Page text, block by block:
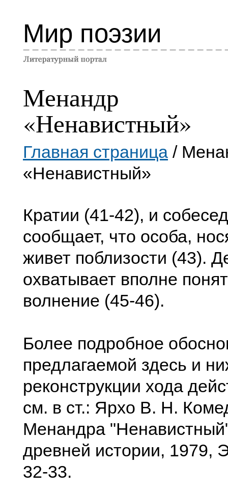
Мир поэзии
Менандр
«Ненавистный»
Главная страница /
«Ненавистный»
Кратии (41-42), и
сообщает, что особа,
живет поблизости (43).
охватывает вполне
волнение (45-46).
Более подробное
предлагаемой здесь и
реконструкции хода
см. в ст.: Ярхо В. Н.
Менандра
древней истории, 1979,
32-33.